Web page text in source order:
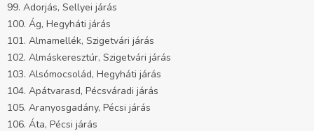
99. Adorjás, Sellyei járás
100. Ág, Hegyháti járás
101. Almamellék, Szigetvári járás
102. Almáskeresztúr, Szigetvári járás
103. Alsómocsolád, Hegyháti járás
104. Apátvarasd, Pécsváradi járás
105. Aranyosgadány, Pécsi járás
106. Áta, Pécsi járás